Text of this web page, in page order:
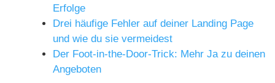
Erfolge
Drei häufige Fehler auf deiner Landing Page
und wie du sie vermeidest
Der Foot-in-the-Door-Trick: Mehr Ja zu deinen
Angeboten